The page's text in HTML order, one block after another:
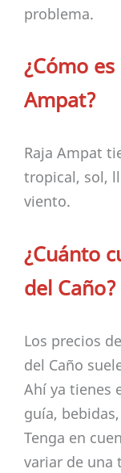
problema.
¿Cómo
Ampat?
Raja Ampat
tropical, sol,
viento.
¿Cuánto
del Caño?
Los precios
del Caño
Ahí ya tienes
guía,
Tenga en
variar de una